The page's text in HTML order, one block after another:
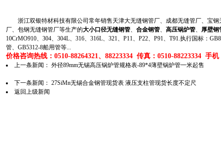
浙江双银特材科技有限公司常年销售天津大无缝钢管厂、成都无缝管厂、宝钢
厂、包钢无缝钢管厂等生产的大小口径无缝钢管、 合金钢管、 高压锅炉管、
厚壁钢
10CrMO910、304、304L、316、316L、321、P11、P22、P91、T91.执行国标：
管、GB5312-8船用管等...
价格咨询热线：0510-88264321、88223334 传真：0510-88223334 手机
上一条新闻： 外径89mm无锡高压锅炉管规格表-89*4薄壁锅炉管一米起售
下一条新闻： 27SiMn无锡合金钢管现货表 液压支柱管现货长度不定尺
返回上级新闻